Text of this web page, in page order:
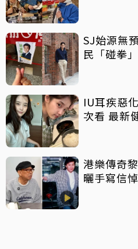
SJ始源無
民「碰拳
IU耳疾惡
次看 最新
港樂傳奇
曬手寫信